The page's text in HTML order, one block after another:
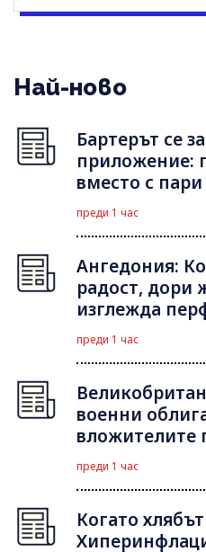
Най-ново
Бартерът се
приложение:
вместо с пари
преди 1 час
Ангедония:
радост, дори
изглежда
преди 1 час
военни
вложителите
преди 1 час
Когато